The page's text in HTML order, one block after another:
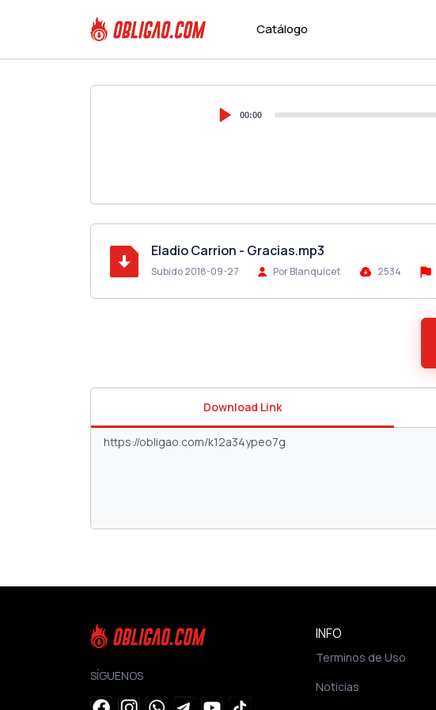
Catálogo
00:00
Eladio Carrion - Gracias.mp3
Subido 2018-09-27 Por Blanquicet 2534
Download Link
SÍGUENOS
INFO
Terminos de Uso
Noticias